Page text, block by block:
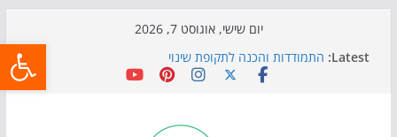
יום שישי, אוגוסט 7, 2026
Latest: התמודדות והכנה לתקופת שינוי
אי ההרפתקאות ממשיך לכבוש את הגינות: מאות משפחות
כדורגל באווירה מיוחדת: הקרנת גמר המונדיאל בטרמינל